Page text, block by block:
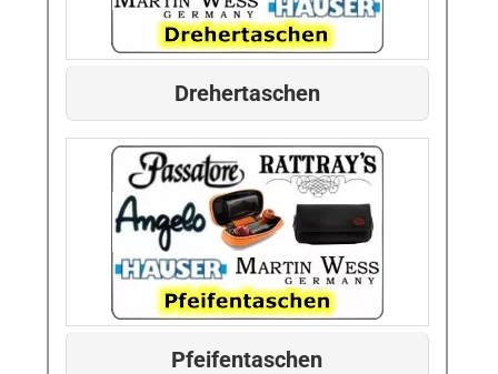
Drehertaschen
Pfeifentaschen